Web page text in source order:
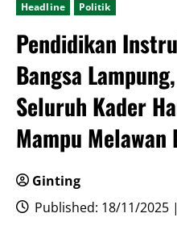
Headline Politik
Pendidikan
Bangsa
Seluruh Kader
Mampu
Ginting
Published: 18/11/